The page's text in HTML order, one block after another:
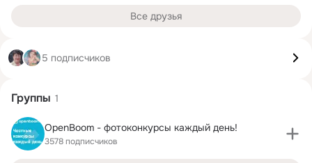
Все друзья
5 подписчиков
Группы 1
OpenBoom - фотоконкурсы каждый день!
3578 подписчиков